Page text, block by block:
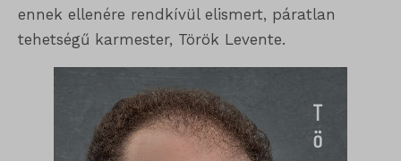
ennek ellenére rendkívül elismert, páratlan
tehetségű karmester, Török Levente.